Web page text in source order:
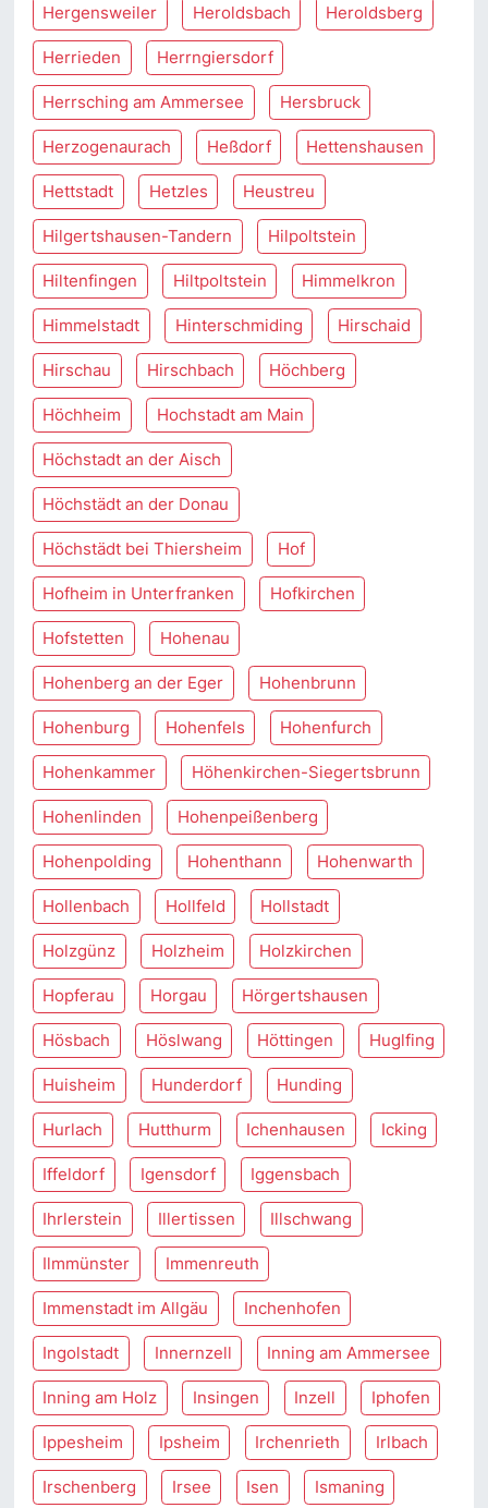
Hergensweiler Heroldsbach Heroldsberg
Herrieden Herrngiersdorf
Herrsching am Ammersee Hersbruck
Herzogenaurach Heßdorf Hettenshausen
Hettstadt Hetzles Heustreu
Hilgertshausen-Tandern Hilpoltstein
Hiltenfingen Hiltpoltstein Himmelkron
Himmelstadt Hinterschmiding Hirschaid
Hirschau Hirschbach Höchberg
Höchheim Hochstadt am Main
Höchstadt an der Aisch
Höchstädt an der Donau
Höchstädt bei Thiersheim Hof
Hofheim in Unterfranken Hofkirchen
Hofstetten Hohenau
Hohenberg an der Eger Hohenbrunn
Hohenburg Hohenfels Hohenfurch
Hohenkammer Höhenkirchen-Siegertsbrunn
Hohenlinden Hohenpeißenberg
Hohenpolding Hohenthann Hohenwarth
Hollenbach Hollfeld Hollstadt
Holzgünz Holzheim Holzkirchen
Hopferau Horgau Hörgertshausen
Hösbach Höslwang Höttingen Huglfing
Huisheim Hunderdorf Hunding
Hurlach Hutthurm Ichenhausen Icking
Iffeldorf Igensdorf Iggensbach
Ihrlerstein Illertissen Illschwang
Ilmmünster Immenreuth
Immenstadt im Allgäu Inchenhofen
Ingolstadt Innernzell Inning am Ammersee
Inning am Holz Insingen Inzell Iphofen
Ippesheim Ipsheim Irchenrieth Irlbach
Irschenberg Irsee Isen Ismaning